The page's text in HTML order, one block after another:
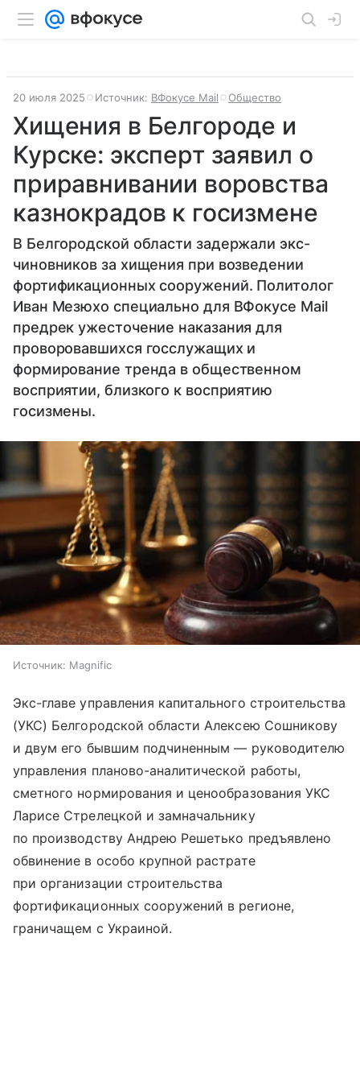
20 июля 2025 Источник: ВФокусе Mail Общество
Хищения в Белгороде и
Курске: эксперт заявил о
приравнивании воровства
казнокрадов к госизмене
В Белгородской области задержали экс-
чиновников за хищения при возведении
фортификационных сооружений. Политолог
Иван Мезюхо специально для ВФокусе Mail
предрек ужесточение наказания для
проворовавшихся госслужащих и
формирование тренда в общественном
восприятии, близкого к восприятию
госизмены.
Источник: Magnific
Экс-главе управления капитального строительства
(УКС) Белгородской области Алексею Сошникову
и двум его бывшим подчиненным — руководителю
управления планово-аналитической работы,
сметного нормирования и ценообразования УКС
Ларисе Стрелецкой и замначальнику
по производству Андрею Решетько предъявлено
обвинение в особо крупной растрате
при организации строительства
фортификационных сооружений в регионе,
граничащем с Украиной.